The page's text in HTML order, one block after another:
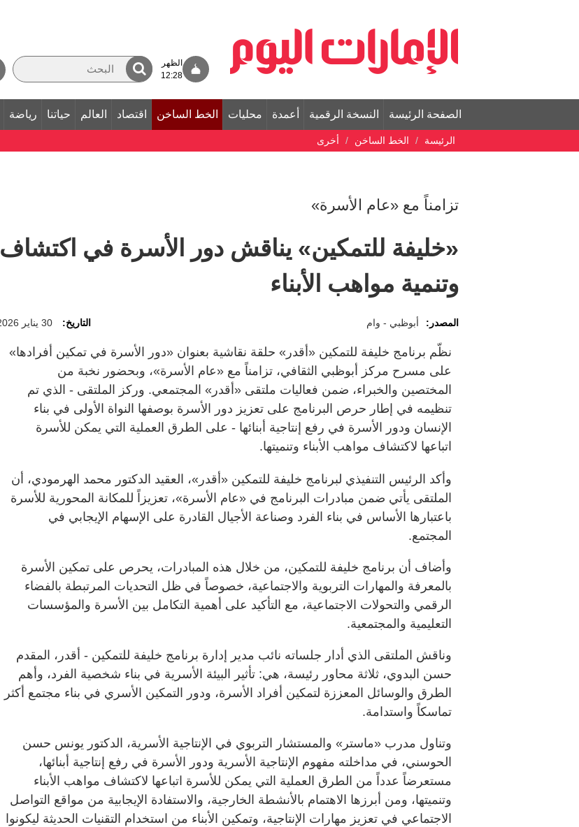
الظهر
12:28
الصفحة الرئيسة النسخة الرقمية أعمدة محليات الخط الساخن اقتصاد العالم حياتنا رياضة
الرئيسة الخط الساخن أخرى
تزامناً مع «عام الأسرة»
«خليفة للتمكين» يناقش دور الأسرة في اكتشاف
وتنمية مواهب الأبناء
المصدر: أبوظبي - وام التاريخ: 30 يناير 2026
نظّم برنامج خليفة للتمكين «أقدر» حلقة نقاشية بعنوان «دور الأسرة في تمكين أفرادها»
على مسرح مركز أبوظبي الثقافي، تزامناً مع «عام الأسرة»، وبحضور نخبة من
المختصين والخبراء، ضمن فعاليات ملتقى «أقدر» المجتمعي. وركز الملتقى - الذي تم
تنظيمه في إطار حرص البرنامج على تعزيز دور الأسرة بوصفها النواة الأولى في بناء
الإنسان ودور الأسرة في رفع إنتاجية أبنائها - على الطرق العملية التي يمكن للأسرة
اتباعها لاكتشاف مواهب الأبناء وتنميتها.
وأكد الرئيس التنفيذي لبرنامج خليفة للتمكين «أقدر»، العقيد الدكتور محمد الهرمودي، أن
الملتقى يأتي ضمن مبادرات البرنامج في «عام الأسرة»، تعزيزاً للمكانة المحورية للأسرة
باعتبارها الأساس في بناء الفرد وصناعة الأجيال القادرة على الإسهام الإيجابي في
المجتمع.
وأضاف أن برنامج خليفة للتمكين، من خلال هذه المبادرات، يحرص على تمكين الأسرة
بالمعرفة والمهارات التربوية والاجتماعية، خصوصاً في ظل التحديات المرتبطة بالفضاء
الرقمي والتحولات الاجتماعية، مع التأكيد على أهمية التكامل بين الأسرة والمؤسسات
التعليمية والمجتمعية.
وناقش الملتقى الذي أدار جلساته نائب مدير إدارة برنامج خليفة للتمكين - أقدر، المقدم
حسن البدوي، ثلاثة محاور رئيسة، هي: تأثير البيئة الأسرية في بناء شخصية الفرد، وأهم
الطرق والوسائل المعززة لتمكين أفراد الأسرة، ودور التمكين الأسري في بناء مجتمع أكثر
تماسكاً واستدامة.
وتناول مدرب «ماستر» والمستشار التربوي في الإنتاجية الأسرية، الدكتور يونس حسن
الحوسني، في مداخلته مفهوم الإنتاجية الأسرية ودور الأسرة في رفع إنتاجية أبنائها،
مستعرضاً عدداً من الطرق العملية التي يمكن للأسرة اتباعها لاكتشاف مواهب الأبناء
وتنميتها، ومن أبرزها الاهتمام بالأنشطة الخارجية، والاستفادة الإيجابية من مواقع التواصل
الاجتماعي في تعزيز مهارات الإنتاجية، وتمكين الأبناء من استخدام التقنيات الحديثة ليكونوا